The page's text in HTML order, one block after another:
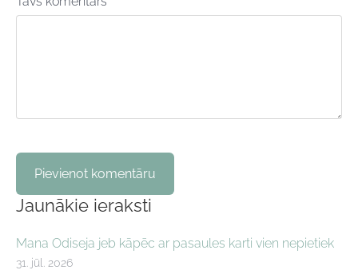
Jaunākie ieraksti
Mana Odiseja jeb kāpēc ar pasaules karti vien nepietiek
31. jūl. 2026